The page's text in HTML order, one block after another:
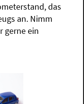
das
an. Nimm
gerne ein